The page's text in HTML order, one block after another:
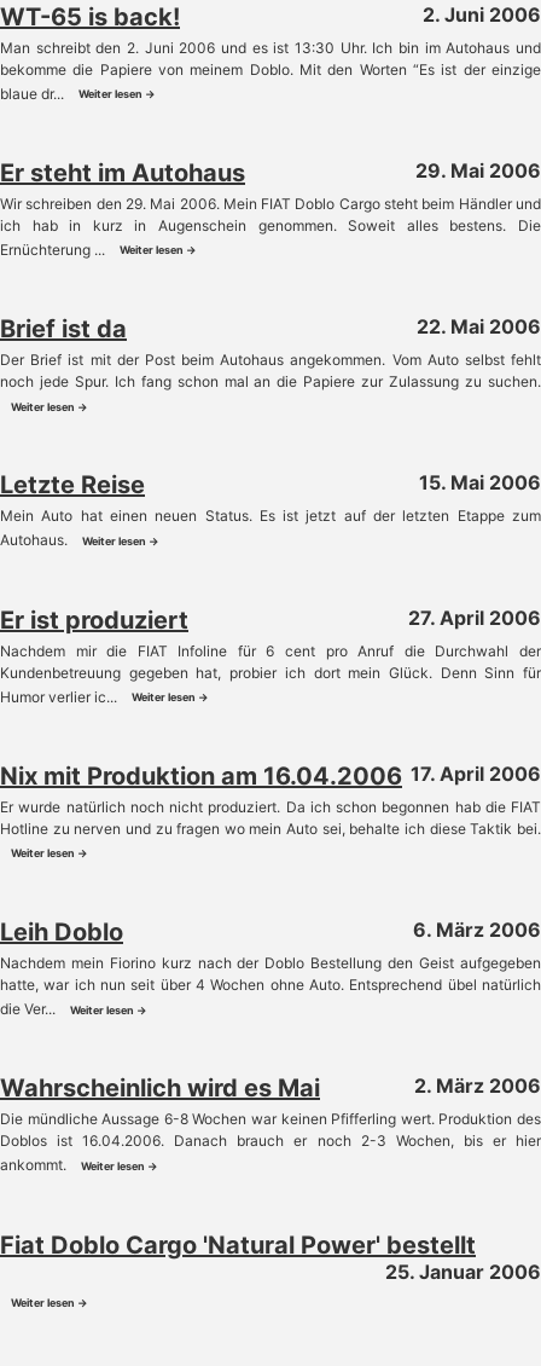
WT-65 is back! 2. Juni 2006
Man schreibt den 2. Juni 2006 und es ist 13:30 Uhr. Ich bin im Autohaus und
bekomme die Papiere von meinem Doblo. Mit den Worten “Es ist der einzige
blaue dr...
Weiter lesen →
Er steht im Autohaus 29. Mai 2006
Wir schreiben den 29. Mai 2006. Mein FIAT Doblo Cargo steht beim Händler und
ich hab in kurz in Augenschein genommen. Soweit alles bestens. Die
Ernüchterung ...
Weiter lesen →
Brief ist da 22. Mai 2006
Der Brief ist mit der Post beim Autohaus angekommen. Vom Auto selbst fehlt
noch jede Spur. Ich fang schon mal an die Papiere zur Zulassung zu suchen.
Weiter lesen →
Letzte Reise 15. Mai 2006
Mein Auto hat einen neuen Status. Es ist jetzt auf der letzten Etappe zum
Autohaus.
Weiter lesen →
Er ist produziert 27. April 2006
Nachdem mir die FIAT Infoline für 6 cent pro Anruf die Durchwahl der
Kundenbetreuung gegeben hat, probier ich dort mein Glück. Denn Sinn für
Humor verlier ic...
Weiter lesen →
Nix mit Produktion am 16.04.2006 17. April 2006
Er wurde natürlich noch nicht produziert. Da ich schon begonnen hab die FIAT
Hotline zu nerven und zu fragen wo mein Auto sei, behalte ich diese Taktik bei.
Weiter lesen →
Leih Doblo 6. März 2006
Nachdem mein Fiorino kurz nach der Doblo Bestellung den Geist aufgegeben
hatte, war ich nun seit über 4 Wochen ohne Auto. Entsprechend übel natürlich
die Ver...
Weiter lesen →
Wahrscheinlich wird es Mai 2. März 2006
Die mündliche Aussage 6-8 Wochen war keinen Pfifferling wert. Produktion des
Doblos ist 16.04.2006. Danach brauch er noch 2-3 Wochen, bis er hier
ankommt.
Weiter lesen →
Fiat Doblo Cargo 'Natural Power' bestellt
25. Januar 2006
Weiter lesen →